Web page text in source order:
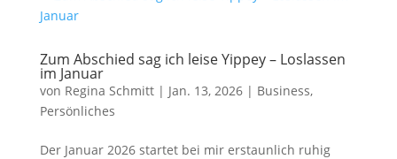
Zum Abschied sag ich leise Yippey – Loslassen
im Januar
von Regina Schmitt| Jan. 13, 2026| Business,
Persönliches
Der Januar 2026 startet bei mir erstaunlich ruhig